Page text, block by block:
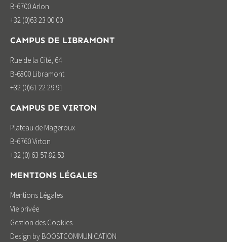
B-6700 Arlon
+32 (0)63 23 00 00
CAMPUS DE LIBRAMONT
Rue de la Cité, 64
B-6800 Libramont
+32 (0)61 22 29 91
CAMPUS DE VIRTON
Plateau de Mageroux
B-6760 Virton
+32 (0) 63 57 82 53
MENTIONS LÉGALES
Mentions Légales
Vie privée
Gestion des Cookies
Design by BOOSTCOMMUNICATION